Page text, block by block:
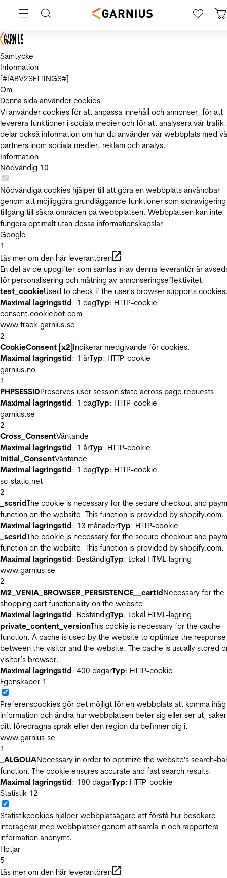
Samtycke
Information
[#IABV2SETTINGS#]
Om
Denna sida använder cookies
Vi använder cookies för att anpassa innehåll och annonser, för att
leverera funktioner i sociala medier och för att analysera vår
delar också information om hur du använder vår webbplats med
partners inom sociala medier, reklam och analys.
Information
Nödvändig 10
Nödvändiga cookies hjälper till att göra en webbplats användbar
genom att möjliggöra grundläggande funktioner som
tillgång till säkra områden på webbplatsen. Webbplatsen kan inte
fungera optimalt utan dessa informationskapslar.
Google
1
Läs mer om den här leverantören
En del av de uppgifter som samlas in av denna leverantör är
för personalisering och mätning av annonseringseffektivitet.
test_cookieUsed to check if the user's browser supports
Maximal lagringstid: 1 dagTyp: HTTP-cookie
consent.cookiebot.com
www.track.garnius.se
2
CookieConsent [x2]Indikerar medgivande för cookies.
Maximal lagringstid: 1 årTyp: HTTP-cookie
garnius.no
1
PHPSESSIDPreserves user session state across page requests.
Maximal lagringstid: 1 dagTyp: HTTP-cookie
garnius.se
2
Cross_ConsentVäntande
Maximal lagringstid: 1 årTyp: HTTP-cookie
Initial_ConsentVäntande
Maximal lagringstid: 1 dagTyp: HTTP-cookie
sc-static.net
2
_scsridThe cookie is necessary for the secure checkout and
function on the website. This function is provided by shopify.com.
Maximal lagringstid: 13 månaderTyp: HTTP-cookie
_scsridThe cookie is necessary for the secure checkout and
function on the website. This function is provided by shopify.com.
Maximal lagringstid: BeständigTyp: Lokal HTML-lagring
www.garnius.se
2
M2_VENIA_BROWSER_PERSISTENCE__cartIdNecessary for the
shopping cart functionality on the website.
Maximal lagringstid: BeständigTyp: Lokal HTML-lagring
private_content_versionThis cookie is necessary for the cache
function. A cache is used by the website to optimize the
between the visitor and the website. The cache is usually stored
visitor’s browser.
Maximal lagringstid: 400 dagarTyp: HTTP-cookie
Egenskaper 1
Preferenscookies gör det möjligt för en webbplats att komma ihåg
information och ändra hur webbplatsen beter sig eller ser ut,
ditt föredragna språk eller den region du befinner dig i.
www.garnius.se
1
_ALGOLIANecessary in order to optimize the website's search-
function. The cookie ensures accurate and fast search results.
Maximal lagringstid: 180 dagarTyp: HTTP-cookie
Statistik 12
Statistikcookies hjälper webbplatsägare att förstå hur besökare
interagerar med webbplatser genom att samla in och rapportera
information anonymt.
Hotjar
5
Läs mer om den här leverantören